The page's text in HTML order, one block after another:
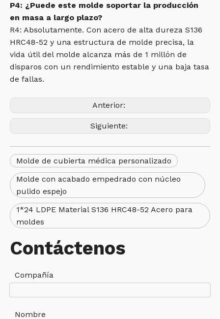
P4: ¿Puede este molde soportar la producción
en masa a largo plazo?
R4: Absolutamente. Con acero de alta dureza S136
HRC48-52 y una estructura de molde precisa, la
vida útil del molde alcanza más de 1 millón de
disparos con un rendimiento estable y una baja tasa
de fallas.
Anterior:
Siguiente:
Molde de cubierta médica personalizado
Molde con acabado empedrado con núcleo
pulido espejo
1*24 LDPE Material S136 HRC48-52 Acero para
moldes
Contáctenos
Compañía
Nombre